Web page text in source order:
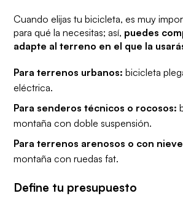
Cuando elijas tu bicicleta, es muy
para qué la necesitas; así, puedes
adapte al terreno en el que la
Para terrenos urbanos: bicicleta
eléctrica.
Para senderos técnicos o rocosos:
montaña con doble suspensión.
Para terrenos arenosos o con
montaña con ruedasfat.
Define tu presupuesto